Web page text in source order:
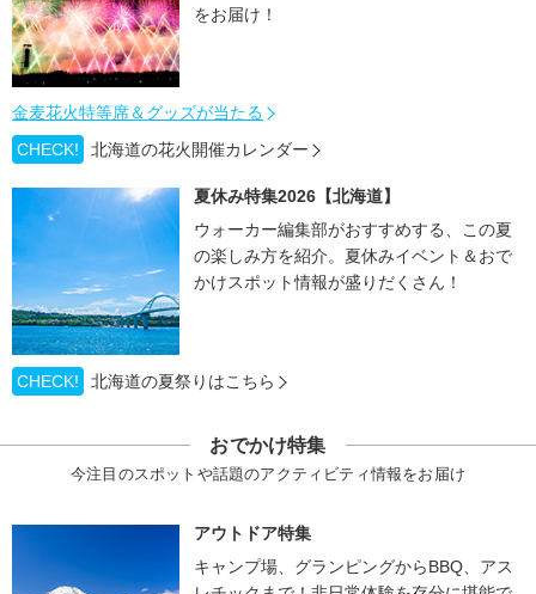
をお届け！
金麦花火特等席＆グッズが当たる
CHECK!
北海道の花火開催カレンダー
夏休み特集2026【北海道】
ウォーカー編集部がおすすめする、この夏
の楽しみ方を紹介。夏休みイベント＆おで
かけスポット情報が盛りだくさん！
CHECK! 北海道の夏祭りはこちら
おでかけ特集
今注目のスポットや話題のアクティビティ情報をお届け
アウトドア特集
キャンプ場、グランピングからBBQ、アス